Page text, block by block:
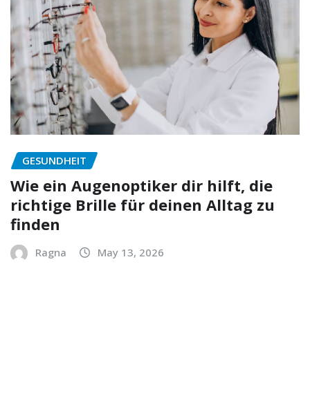
GESUNDHEIT
Wie ein Augenoptiker dir hilft, die
richtige Brille für deinen Alltag zu
finden
Ragna May 13, 2026